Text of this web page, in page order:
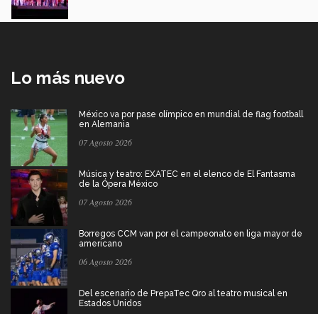
Lo más nuevo
México va por pase olímpico en mundial de flag football
en Alemania
07 Agosto 2026
Música y teatro: EXATEC en el elenco de El Fantasma
de la Ópera México
07 Agosto 2026
Borregos CCM van por el campeonato en liga mayor de
americano
06 Agosto 2026
Del escenario de PrepaTec Qro al teatro musical en
Estados Unidos